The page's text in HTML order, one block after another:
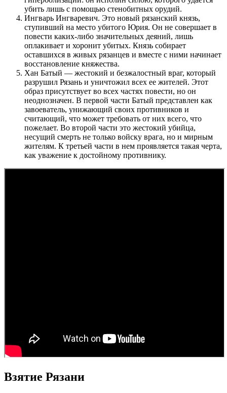
убить лишь с помощью стенобитных орудий.
Ингварь Ингваревич. Это новый рязанский князь,
ступивший на место убитого Юрия. Он не совершает в
повести каких-либо значительных деяний, лишь
оплакивает и хоронит убитых. Князь собирает
оставшихся в живых рязанцев и вместе с ними начинает
восстановление княжества.
Хан Батый — жестокий и безжалостный враг, который
разрушил Рязань и уничтожил всех ее жителей. Этот
образ присутствует во всех частях повести, но он
неоднозначен. В первой части Батый представлен как
завоеватель, унижающий своих противников и
считающий, что может требовать от них всего, что
пожелает. Во второй части это жестокий убийца,
несущий смерть не только войску врага, но и мирным
жителям. К третьей части в нем проявляется такая черта,
как уважение к достойному противнику.
Взятие Рязани